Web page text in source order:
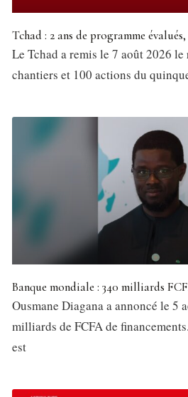
Tchad : 2 ans de programme
Le Tchad a remis le 7 août 2026
chantiers et 100 actions du
Banque mondiale : 340 milliards
Ousmane Diagana a annoncé le 5
milliards de FCFA de
est